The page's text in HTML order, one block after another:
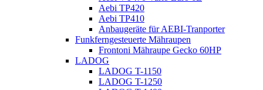
Aebi TP420
Aebi TP410
Anbaugeräte für AEBI-Tranporter
Funkferngesteuerte Mähraupen
Frontoni Mähraupe Gecko 60HP
LADOG
LADOG T-1150
LADOG T-1250